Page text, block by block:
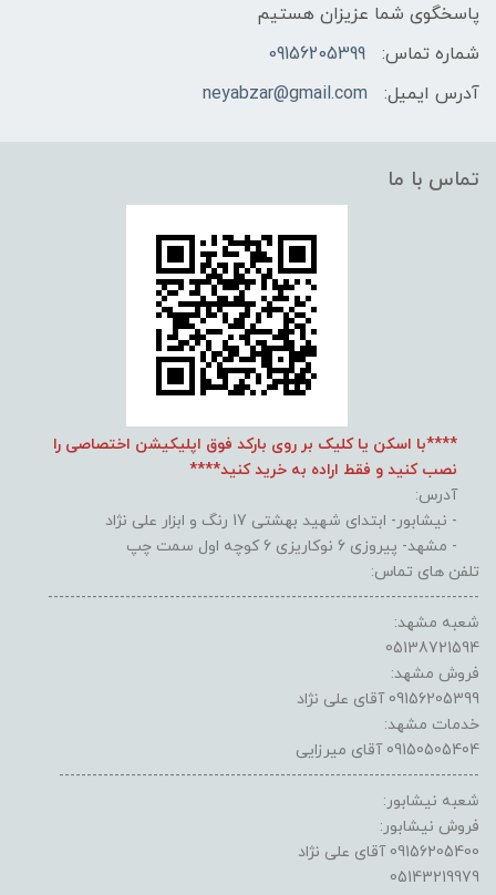
پاسخگوی شما عزیزان هستیم
شماره تماس:
09156205399
آدرس ایمیل:
neyabzar@gmail.com
تماس با ما
****با اسکن یا کلیک بر روی بارکد فوق اپلیکیشن اختصاصی را
نصب کنید و فقط اراده به خرید کنید****
آدرس:
- نیشابور- ابتدای شهید بهشتی 17 رنگ و ابزار علی نژاد
- مشهد- پیروزی 6 نوکاریزی 6 کوچه اول سمت چپ
تلفن های تماس:
------------------------------------------------------------------------------
شعبه مشهد:
05138721594
فروش مشهد:
09156205399 آقای علی نژاد
خدمات مشهد:
09150505404 آقای میرزایی
----------------------------------------------------------------------------
شعبه نیشابور:
فروش نیشابور:
09156205400 آقای علی نژاد
05143219979